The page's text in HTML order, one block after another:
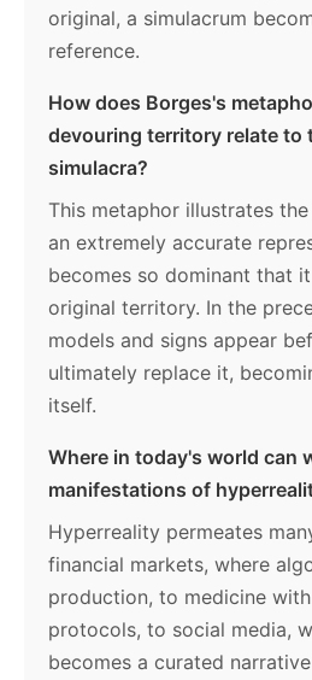
original, a simulacrum
reference.
How does Borges's
devouring territory relate to
simulacra?
This metaphor illustrates
an extremely accurate
becomes so dominant that
original territory. In the
models and signs appear
ultimately replace it,
itself.
Where in today's world can
manifestations of
Hyperreality permeates
financial markets, where
production, to medicine
protocols, to social media,
becomes a curated